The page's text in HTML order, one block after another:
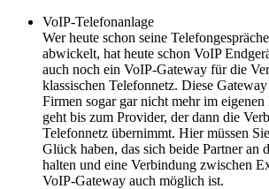
VoIP-Telefonanlage
Wer heute schon seine
abwickelt, hat heute schon VoIP
auch noch ein VoIP-Gateway für die
klassischen Telefonnetz. Diese
Firmen sogar gar nicht mehr im
geht bis zum Provider, der dann die
Telefonnetz übernimmt. Hier müssen
Glück haben, das sich beide Partner an
halten und eine Verbindung zwischen
VoIP-Gateway auch möglich ist.